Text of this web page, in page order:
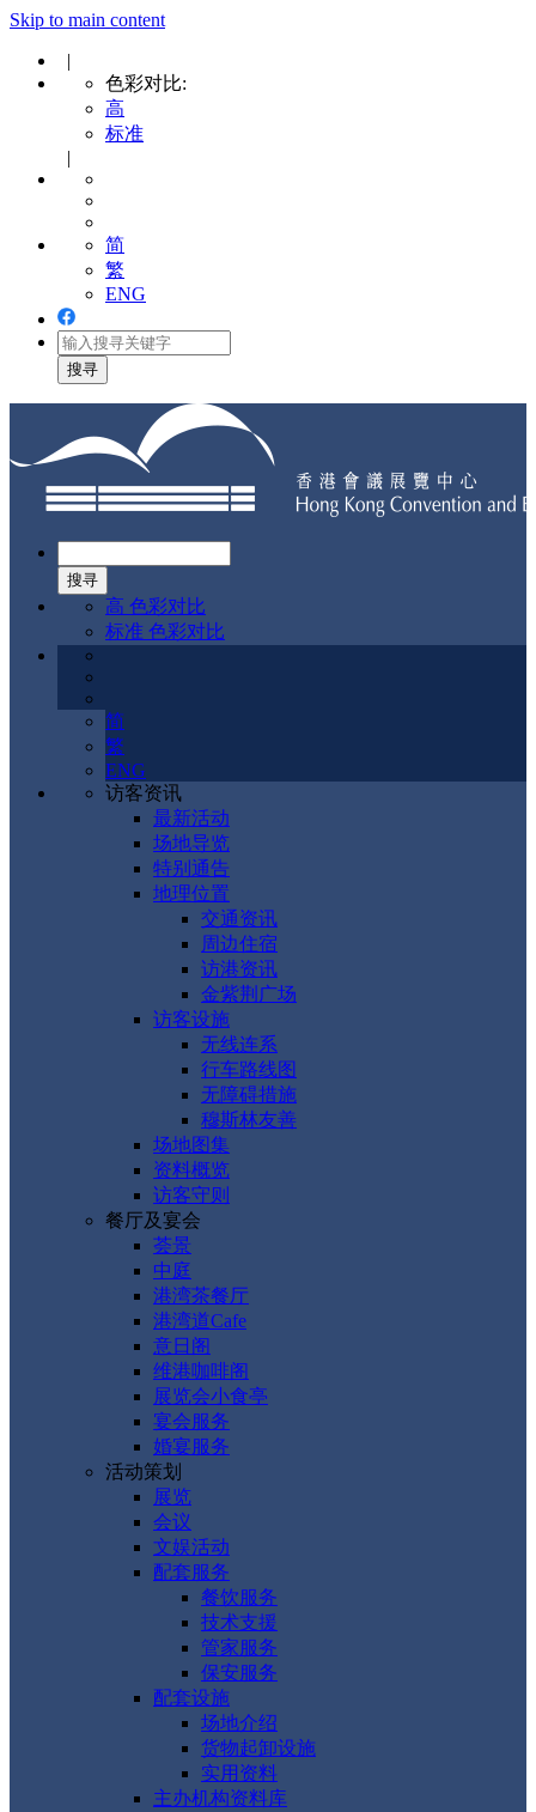
Skip to main content
|
色彩对比:
高
标准
|
简
繁
ENG
navigation
高 色彩对比
标准 色彩对比
简
繁
ENG
访客资讯
最新活动
场地导览
特别通告
地理位置
交通资讯
周边住宿
访港资讯
金紫荆广场
访客设施
无线连系
行车路线图
无障碍措施
穆斯林友善
场地图集
资料概览
访客守则
餐厅及宴会
荟景
中庭
港湾茶餐厅
港湾道Cafe
意日阁
维港咖啡阁
展览会小食亭
宴会服务
婚宴服务
活动策划
展览
会议
文娱活动
配套服务
餐饮服务
技术支援
管家服务
保安服务
配套设施
场地介绍
货物起卸设施
实用资料
主办机构资料库